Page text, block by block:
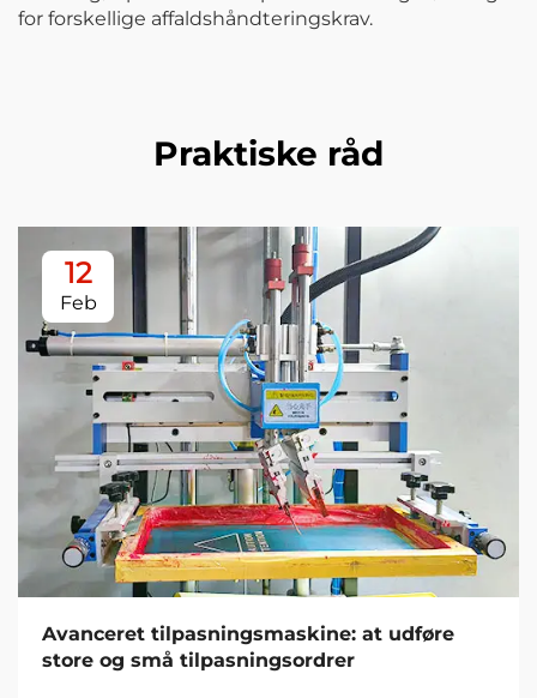
for forskellige affaldshåndteringskrav.
Praktiske råd
12
Feb
Avanceret tilpasningsmaskine: at udføre
store og små tilpasningsordrer